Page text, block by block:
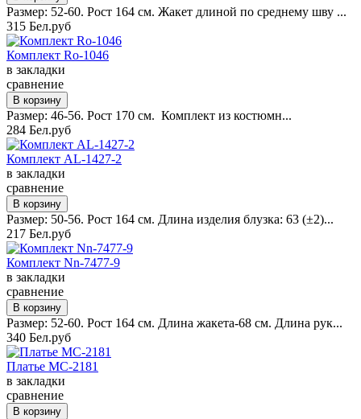
Размер: 52-60. Рост 164 см. Жакет длиной по среднему шву ...
315 Бел.руб
Комплект Ro-1046
в закладки
сравнение
Размер: 46-56. Рост 170 см. Комплект из костюмн...
284 Бел.руб
Комплект AL-1427-2
в закладки
сравнение
Размер: 50-56. Рост 164 см. Длина изделия блузка: 63 (±2)...
217 Бел.руб
Комплект Nn-7477-9
в закладки
сравнение
Размер: 52-60. Рост 164 см. Длина жакета-68 см. Длина рук...
340 Бел.руб
Платье MC-2181
в закладки
сравнение